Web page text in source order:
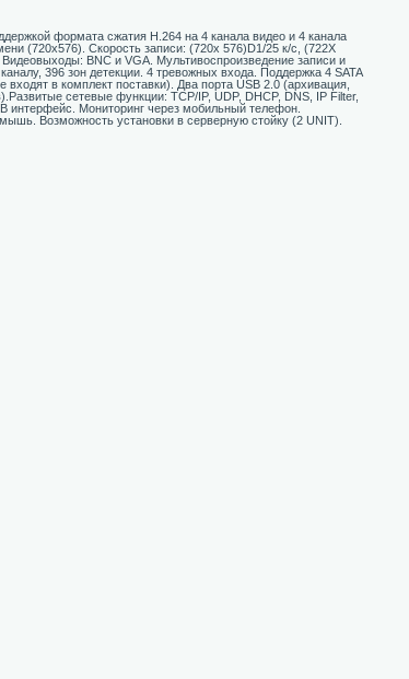
формата сжатия H.264 на 4 канала видео и 4 канала
(720х576). Скорость записи: (720х 576)D1/25 к/c, (722Х
BNC и VGA. Мультивоспроизведение записи и
396 зон детекции. 4 тревожных входа. Поддержка 4 SATA
в комплект поставки). Два порта USB 2.0 (архивация,
сетевые функции: TCP/IP, UDP, DHCP, DNS, IP Filter,
интерфейс. Мониторинг через мобильный телефон.
Возможность установки в серверную стойку (2 UNIT).